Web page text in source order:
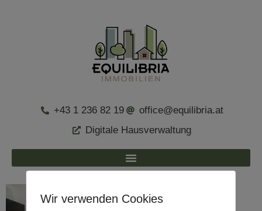
+43 1 236 82 19
office@equilibria.at
Digitale Hausverwaltung
Wir verwenden Cookies